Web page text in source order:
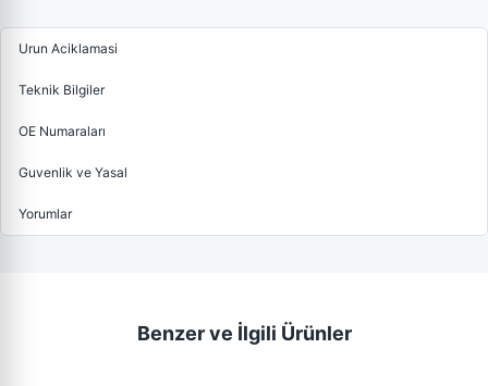
Urun Aciklamasi
Teknik Bilgiler
OE Numaraları
Guvenlik ve Yasal
Yorumlar
Benzer ve İlgili Ürünler